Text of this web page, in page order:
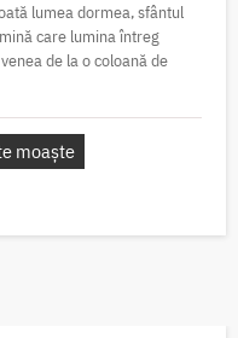
lumea dormea, sfântul
care lumina întreg
de la o coloană de
moaște